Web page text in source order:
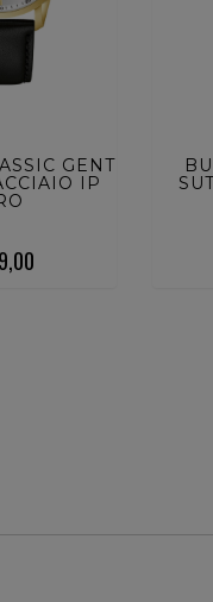
GENT
IP